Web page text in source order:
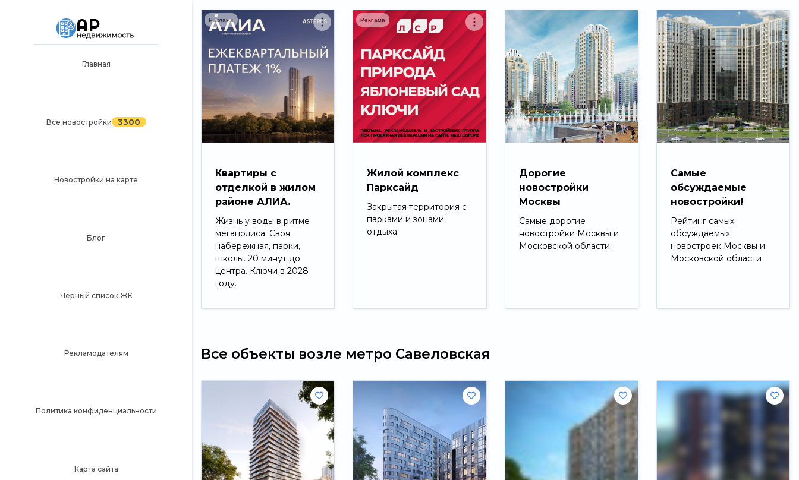
Главная
Все новостройки 3300
Новостройки на карте
Блог
Черный список ЖК
Рекламодателям
Политика конфиденциальности
Карта сайта
Новостройки на карте
Квартиры с
отделкой в жилом
районе АЛИА.
Жизнь у воды в ритме
мегаполиса. Своя
набережная, парки,
школы. 20 минут до
центра. Ключи в 2028
году.
Реклама
Жилой комплекс
Парксайд
Закрытая территория с
парками и зонами
отдыха.
Реклама
Дорогие
новостройки
Москвы
Самые дорогие
новостройки Москвы и
Московской области
Самые
обсуждаемые
новостройки!
Рейтинг самых
обсуждаемых
новостроек Москвы и
Московской области
Все объекты возле метро Савеловская